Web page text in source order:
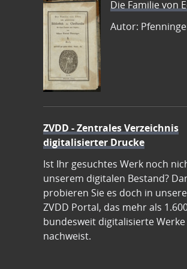
Die Familie von
Autor:
ZVDD - Zentrales Verzeichnis
digitalisierter Drucke
Ist Ihr gesuchtes Werk noch
unserem digitalen Bestand?
probieren Sie es doch in
ZVDD Portal, das mehr als
bundesweit digitalisierte Werke
nachweist.